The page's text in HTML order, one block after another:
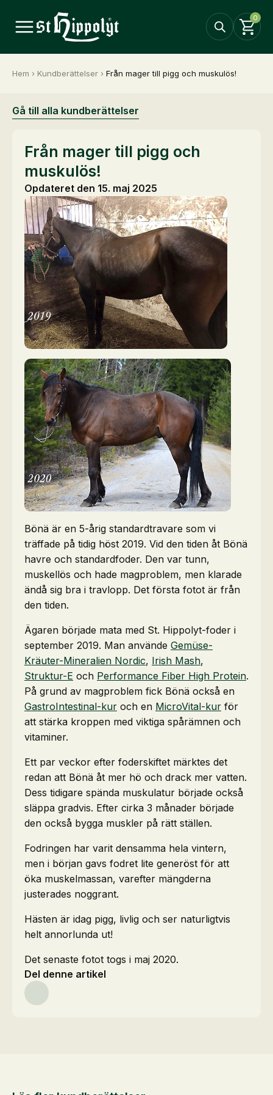
0
Hem › Kundberättelser › Från mager till pigg och muskulös!
Gå till alla kundberättelser
Från mager till pigg och
muskulös!
Opdateret den 15. maj 2025
Bönä är en 5-årig standardtravare som vi
träffade på tidig höst 2019. Vid den tiden åt Bönä
havre och standardfoder. Den var tunn,
muskellös och hade magproblem, men klarade
ändå sig bra i travlopp. Det första fotot är från
den tiden.
Ägaren började mata med St. Hippolyt-foder i
september 2019. Man använde Gemüse-
Kräuter-Mineralien Nordic, Irish Mash,
Struktur-E och Performance Fiber High Protein.
På grund av magproblem fick Bönä också en
GastroIntestinal-kur och en MicroVital-kur för
att stärka kroppen med viktiga spårämnen och
vitaminer.
Ett par veckor efter foderskiftet märktes det
redan att Bönä åt mer hö och drack mer vatten.
Dess tidigare spända muskulatur började också
släppa gradvis. Efter cirka 3 månader började
den också bygga muskler på rätt ställen.
Fodringen har varit densamma hela vintern,
men i början gavs fodret lite generöst för att
öka muskelmassan, varefter mängderna
justerades noggrant.
Hästen är idag pigg, livlig och ser naturligtvis
helt annorlunda ut!
Det senaste fotot togs i maj 2020.
Del denne artikel